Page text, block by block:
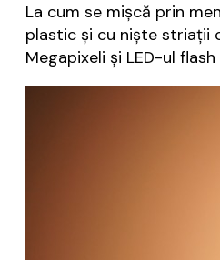
La cum se mișcă prin
plastic și cu niște striații
Megapixeli și LED-ul